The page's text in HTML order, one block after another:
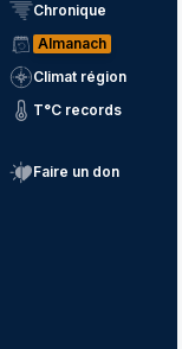
Chronique
Almanach
Climat région
T°C records
Faire un don